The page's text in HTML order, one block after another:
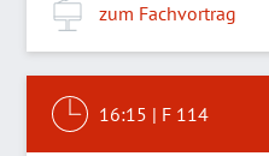
zum Fachvortrag
16:15 | F 114